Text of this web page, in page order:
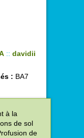
:: davidii
: BA7
à la
de sol
de